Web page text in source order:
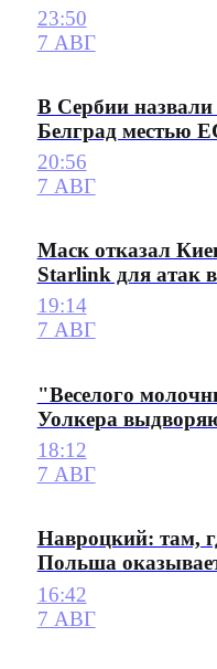
23:50
7 АВГ
В Сербии назвали
Белград местью
20:56
7 АВГ
Маск отказал
Starlink для атак
19:14
7 АВГ
"Веселого
Уолкера
18:12
7 АВГ
Навроцкий: там,
Польша
16:42
7 АВГ